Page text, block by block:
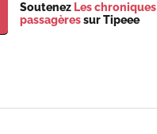
Soutenez Les chroniques
passagèressur Tipeee